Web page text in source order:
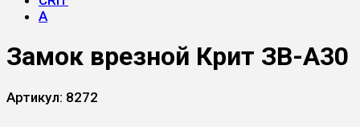
А
Замок врезной Крит ЗВ-A30
Артикул: 8272